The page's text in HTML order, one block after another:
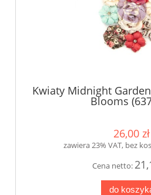
Kwiaty Midnight
Blooms
26,00 zł
zawiera 23% VAT, bez
Cena netto:
do